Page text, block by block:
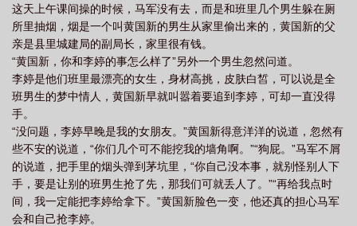
这天上午课间操的时候，马军没有去，而是和班里几个男生躲在厕
所里抽烟，烟是一个叫黄国新的男生从家里偷出来的，黄国新的父
亲是县里城建局的副局长，家里很有钱。
“黄国新，你和李婷的事怎么样了”另外一个男生忽然问道。
李婷是他们班里最漂亮的女生，身材高挑，皮肤白皙，可以说是全
班男生的梦中情人，黄国新早就叫嚣着要追到李婷，可却一直没得
手。
“没问题，李婷早晚是我的女朋友。”黄国新得意洋洋的说道，忽然有
些不安的说道，“你们几个可不能挖我的墙角啊。”“狗屁。”马军不屑
的说道，把手里的烟头弹到茅坑里，“你自己没本事，就别怪别人下
手，要是让别的班男生抢了先，那我们可就丢人了。”“再给我点时
间，我一定能把李婷给拿下。”黄国新脸色一变，他还真的担心马军
会和自己抢李婷。